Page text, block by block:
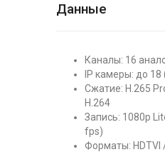
Данные
Каналы: 16
IP камеры: до
Сжатие: H.265
H.264
Запись: 1080p
fps)
Форматы: HDTVI